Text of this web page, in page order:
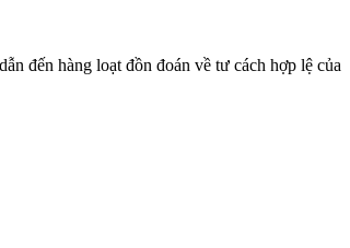
đến hàng loạt đồn đoán về tư cách hợp lệ của